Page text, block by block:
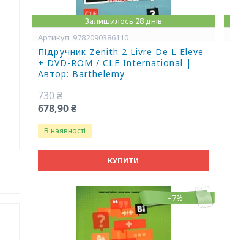
Залишилось 28 днів
9782090386110
Підручник Zenith 2 Livre De L Eleve
+ DVD-ROM / CLE International |
Автор: Barthelemy
730 ₴
678,90 ₴
В наявності
КУПИТИ
–7%